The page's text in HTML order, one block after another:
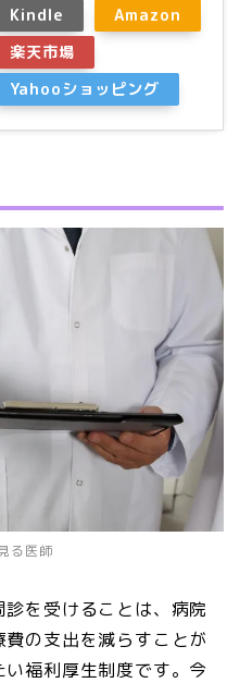
Kindle
Amazon
楽天市場
Yahooショッピング
る医師
を受けることは、病院
の支出を減らすことが
福利厚生制度です。今